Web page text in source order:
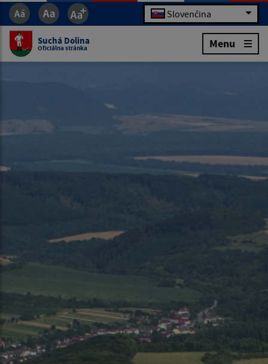
Slovenčina
Suchá Dolina
Oficiálna stránka Menu